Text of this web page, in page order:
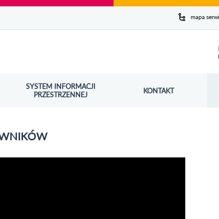
mapa
SYSTEM INFORMACJI
PRZESTRZENNEJ
OTWORZY SIĘ W NOWYM OKNIE KONTAKT